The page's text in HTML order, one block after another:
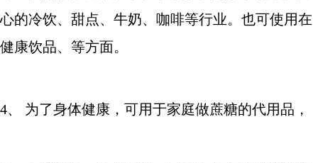
心的冷饮、甜点、牛奶、咖啡等行业。也可使用在
健康饮品、等方面。
4、 为了身体健康，可用于家庭做蔗糖的代用品，